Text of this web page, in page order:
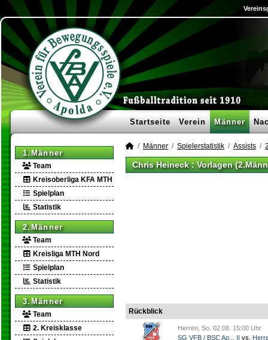
Startseite Verein Männer
1.Männer
Team
Kreisoberliga KFA MTH
Spielplan
Statistik
2.Männer
Team
Kreisliga MTH Nord
Spielplan
Statistik
3.Männer
Team
2. Kreisklasse
Männer Spielerstatistik Assists
Chris Heineck : Vorlagen
Rückblick
Herren, So. 02.08. 15:00 Uhr
SG VFB / BSC Ap... II vs.